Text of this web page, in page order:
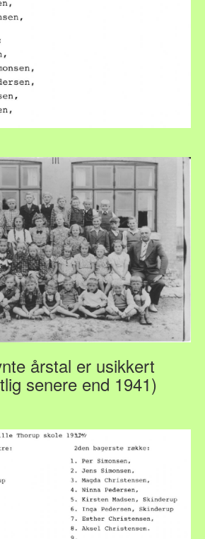
årstal er usikkert
senere end 1941)